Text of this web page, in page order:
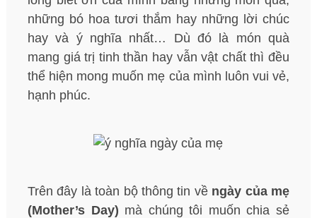
những bó hoa tươi thắm hay những lời chúc
hay và ý nghĩa nhất… Dù đó là món quà
mang giá trị tinh thần hay vẫn vật chất thì đều
thể hiện mong muốn mẹ của mình luôn vui vẻ,
hạnh phúc.
Trên đây là toàn bộ thông tin về ngày của mẹ
(Mother’s Day) mà chúng tôi muốn chia sẻ